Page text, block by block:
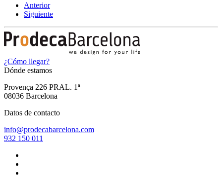
Anterior
Siguiente
¿Cómo llegar?
Dónde estamos
Provença 226 PRAL. 1ª
08036 Barcelona
Datos de contacto
info@prodecabarcelona.com
932 150 011